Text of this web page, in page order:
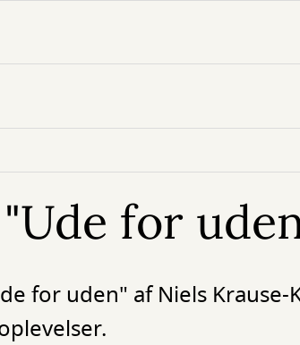
for
for uden" af Niels Krause-